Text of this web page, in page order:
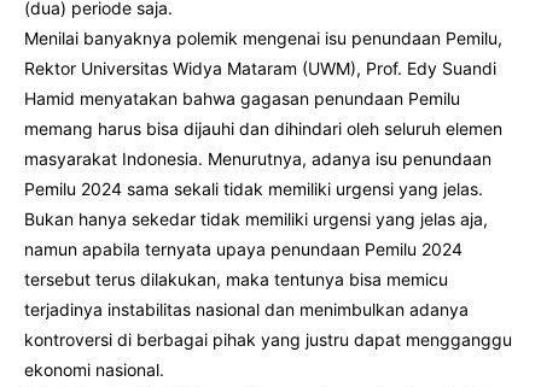
(dua) periode saja.
Menilai banyaknya polemik mengenai isu penundaan Pemilu,
Rektor Universitas Widya Mataram (UWM), Prof. Edy Suandi
Hamid menyatakan bahwa gagasan penundaan Pemilu
memang harus bisa dijauhi dan dihindari oleh seluruh elemen
masyarakat Indonesia. Menurutnya, adanya isu penundaan
Pemilu 2024 sama sekali tidak memiliki urgensi yang jelas.
Bukan hanya sekedar tidak memiliki urgensi yang jelas aja,
namun apabila ternyata upaya penundaan Pemilu 2024
tersebut terus dilakukan, maka tentunya bisa memicu
terjadinya instabilitas nasional dan menimbulkan adanya
kontroversi di berbagai pihak yang justru dapat mengganggu
ekonomi nasional.